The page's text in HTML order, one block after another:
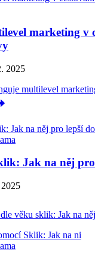
marketing v
2025
multilevel
Jak na něj
věku sklik: Jak na